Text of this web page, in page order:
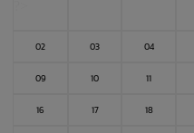
02 03 04
09 10 11
16 17 18